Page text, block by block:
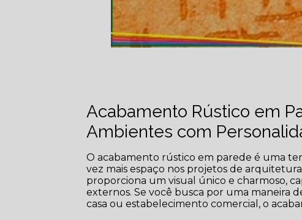
Acabamento Rústico em
Ambientes com
O acabamento rústico em parede é uma
vez mais espaço nos projetos de
proporciona um visual único e charmoso,
externos. Se você busca por uma maneira
casa ou estabelecimento comercial, o